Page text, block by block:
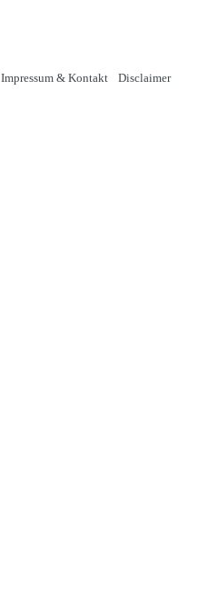
Impressum & Kontakt
Disclaimer